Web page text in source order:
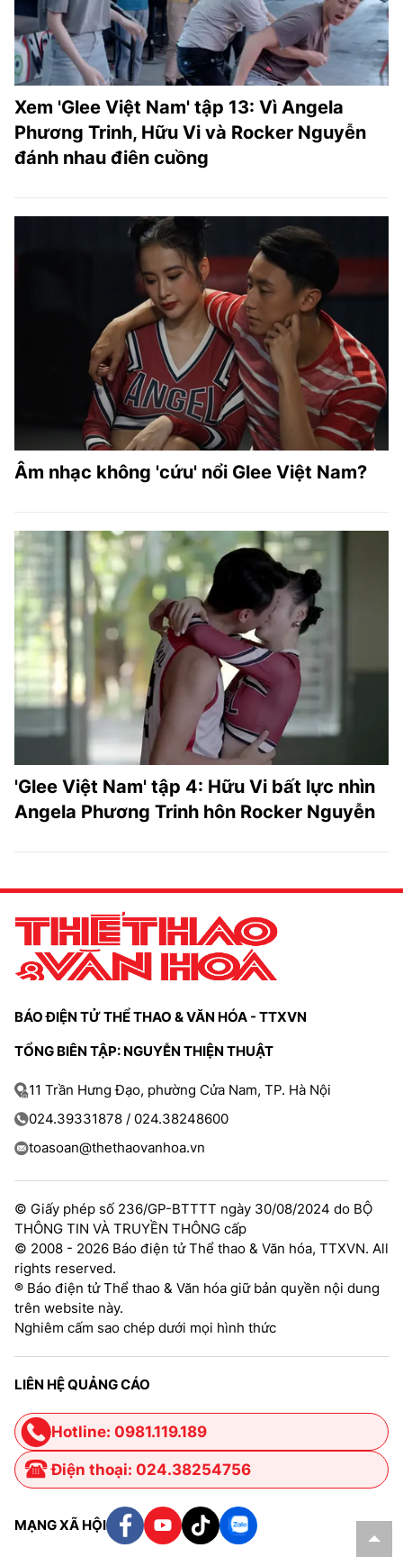
Xem 'Glee Việt Nam' tập 13: Vì Angela
Phương Trinh, Hữu Vi và Rocker Nguyễn
đánh nhau điên cuồng
Âm nhạc không 'cứu' nổi Glee Việt Nam?
'Glee Việt Nam' tập 4: Hữu Vi bất lực nhìn
Angela Phương Trinh hôn Rocker Nguyễn
BÁO ĐIỆN TỬ THỂ THAO & VĂN HÓA - TTXVN
TỔNG BIÊN TẬP: NGUYỄN THIỆN THUẬT
11 Trần Hưng Đạo, phường Cửa Nam, TP. Hà Nội
024.39331878 / 024.38248600
toasoan@thethaovanhoa.vn
© Giấy phép số 236/GP-BTTTT ngày 30/08/2024 do BỘ
THÔNG TIN VÀ TRUYỀN THÔNG cấp
© 2008 - 2026 Báo điện tử Thể thao & Văn hóa, TTXVN. All
rights reserved.
® Báo điện tử Thể thao & Văn hóa giữ bản quyền nội dung
trên website này.
Nghiêm cấm sao chép dưới mọi hình thức
LIÊN HỆ QUẢNG CÁO
Hotline: 0981.119.189
Điện thoại: 024.38254756
MẠNG XÃ HỘI